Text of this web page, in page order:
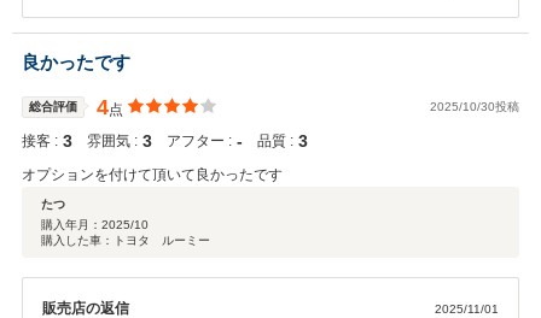
しく思います。オイル交換やメンテナンスなどのお車のことで何か御
座いましたらお気軽にご連絡下さい。今後とも末永いお付き合いの程
宜しくお願い致します。
良かったです
総合評価 4点 2025/10/30投稿
接客 : 3 雰囲気 : 3 アフター : ‐ 品質 : 3
オプションを付けて頂いて良かったです
たつ
購入年月： 2025/10
購入した車：トヨタ ルーミー
販売店の返信 2025/11/01